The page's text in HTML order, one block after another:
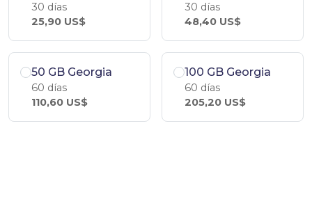
30 días
25,90 US$
30 días
48,40 US$
50 GB Georgia
60 días
110,60 US$
100 GB Georgia
60 días
205,20 US$